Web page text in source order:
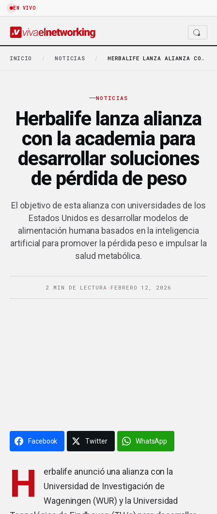
EN VIVO
INICIO / NOTICIAS / HERBALIFE LANZA ALIANZA CON LA ACADEMIA PARA DESARROLLAR…
NOTICIAS
Herbalife lanza alianza
con la academia para
desarrollar soluciones
de pérdida de peso
El objetivo de esta alianza con universidades de los
Estados Unidos es desarrollar modelos de
alimentación humana basados en la inteligencia
artificial para promover la pérdida peso e impulsar la
salud metabólica.
2 MIN DE LECTURA · FEBRERO 12, 2026
Facebook Twitter WhatsApp
H erbalife anunció una alianza con la
Universidad de Investigación de
Wageningen (WUR) y la Universidad